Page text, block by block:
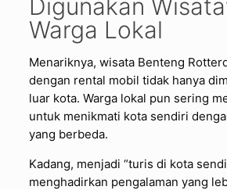
Digunakan
Warga Lokal
Menariknya, wisata Benteng
dengan rental mobil tidak hanya
luar kota. Warga lokal pun sering
untuk menikmati kota sendiri
yang berbeda.
Kadang, menjadi “turis di kota
menghadirkan pengalaman yang